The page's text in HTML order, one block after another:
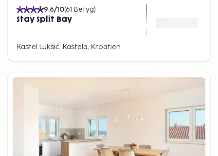
9.6/10(61 Betyg)
Stay Split Bay
Kaštel Lukšić, Kastela, Kroatien